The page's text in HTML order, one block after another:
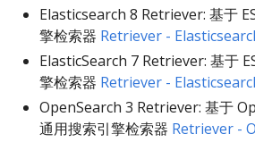
Elasticsearch 8 Retriever: 基于
擎检索器 Retriever -
ElasticSearch 7 Retriever: 基于
擎检索器 Retriever -
OpenSearch 3 Retriever: 基于
通用搜索引擎检索器 Retriever -